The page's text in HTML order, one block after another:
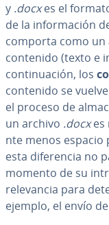
y .docxes el
de la in­fo­r­ma­ción
comporta como un
contenido (texto e
co­n­ti­nua­ción, los
contenido se
el proceso de
un archivo .docxes
n­te menos espacio
esta di­fe­re­n­cia no
momento de su
re­le­va­n­cia para
ejemplo, el envío